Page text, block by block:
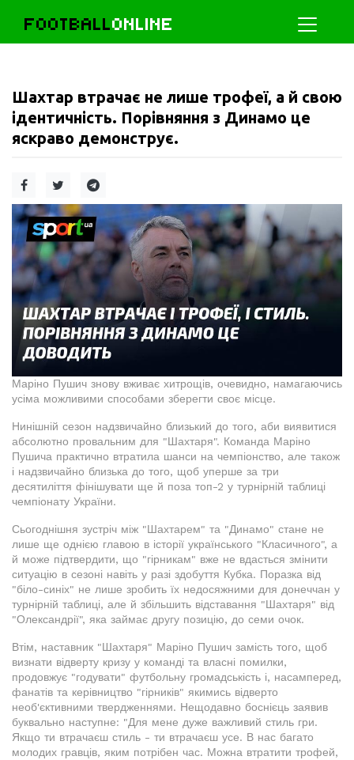
FOOTBALLONLINE
Шахтар втрачає не лише трофеї, а й свою
ідентичність. Порівняння з Динамо це
яскраво демонструє.
Маріно Пушич знову вживає хитрощів, очевидно, намагаючись
усіма можливими способами зберегти своє місце.
Нинішній сезон надзвичайно близький до того, аби виявитися
абсолютно провальним для "Шахтаря". Команда Маріно
Пушича практично втратила шанси на чемпіонство, але також
і надзвичайно близька до того, щоб уперше за три
десятиліття фінішувати ще й поза топ-2 у турнірній таблиці
чемпіонату України.
Сьогоднішня зустріч між "Шахтарем" та "Динамо" стане не
лише ще однією главою в історії українського "Класичного", а
й може підтвердити, що "гірникам" вже не вдасться змінити
ситуацію в сезоні навіть у разі здобуття Кубка. Поразка від
"біло-синіх" не лише зробить їх недосяжними для донеччан у
турнірній таблиці, але й збільшить відставання "Шахтаря" від
"Олександрії", яка займає другу позицію, до семи очок.
Втім, наставник "Шахтаря" Маріно Пушич замість того, щоб
визнати відверту кризу у команді та власні помилки,
продовжує "годувати" футбольну громадськість і, насамперед,
фанатів та керівництво "гірників" якимись відверто
необ'єктивними твердженнями. Нещодавно боснієць заявив
буквально наступне: "Для мене дуже важливий стиль гри.
Якщо ти втрачаєш стиль - ти втрачаєш усе. В нас багато
молодих гравців, яким потрібен час. Можна втратити трофей,